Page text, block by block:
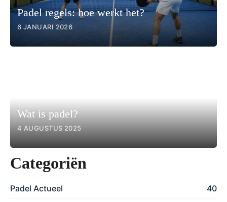
Padel regels: hoe werkt het?
6 JANUARI 2026
Wat is padel?
4 AUGUSTUS 2025
Categoriën
Padel Actueel
40